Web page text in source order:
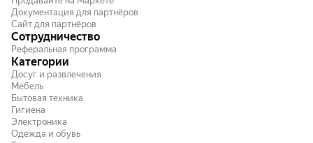
Документация для партнёров
Сайт для партнёров
Сотрудничество
Реферальная программа
Категории
Досуг и развлечения
Мебель
Бытовая техника
Гигиена
Электроника
Одежда и обувь